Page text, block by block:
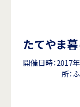
たてやま
開催日時：2017
所：